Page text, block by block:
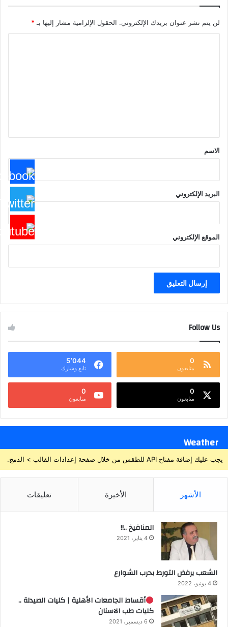
لن يتم نشر عنوان بريدك الإلكتروني. الحقول الإلزامية مشار إليها بـ*
*
الاسم
البريد الإلكتروني
الموقع الإلكتروني
Follow Us
0
متابعون
5٬044
تابع وشارك
0
متابعون
0
متابعون
Weather
يجب عليك إضافة مفتاح API للطقس من خلال صفحة إعدادات القالب > الدمج.
الأشهر الأخيرة تعليقات
المنافيخ ..!!
4 يناير، 2021
الشعب يرفض التورط بحرب الشوارع
4 يونيو، 2022
أقساط الجامعات الأهلية | كليات الصيدلة ..
كليات طب الاسنان
6 ديسمبر، 2021